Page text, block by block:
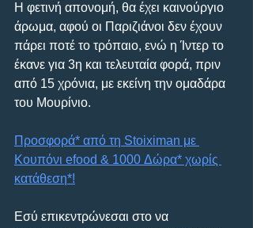
Η φετινή απονομή, θα έχει καινούργιο
άρωμα, αφού οι Παριζιάνοι δεν έχουν
πάρει ποτέ το τρόπαιο, ενώ η Ίντερ το
έκανε για 3η και τελευταία φορά, πριν
από 15 χρόνια, με εκείνη την ομαδάρα
του Μουρίνιο.
Προσφορά* από τη Stoiximan με
Κουπόνι efood & 1000 Δώρα* χωρίς
κατάθεση*!
Εσύ επικεντρώνεσαι στο να